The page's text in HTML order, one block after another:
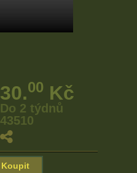
30.00 Kč
Do 2 týdnů
43510